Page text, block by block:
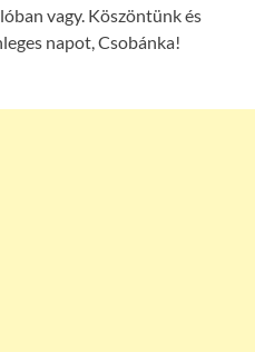
vagy. Köszöntünk és
napot, Csobánka!